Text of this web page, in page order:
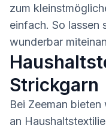
zum
einfach. So lassen
wunderbar
Strickgarn
Bei Zeeman
an